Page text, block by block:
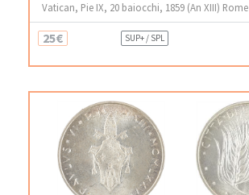
Vatican, Pie IX, 20 baiocchi, 1859 (An XIII) Rome
25€ SUP+ / SPL